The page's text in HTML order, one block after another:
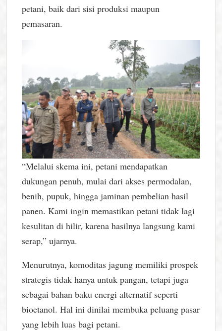
petani, baik dari sisi produksi maupun
pemasaran.
“Melalui skema ini, petani mendapatkan
dukungan penuh, mulai dari akses permodalan,
benih, pupuk, hingga jaminan pembelian hasil
panen. Kami ingin memastikan petani tidak lagi
kesulitan di hilir, karena hasilnya langsung kami
serap,” ujarnya.
Menurutnya, komoditas jagung memiliki prospek
strategis tidak hanya untuk pangan, tetapi juga
sebagai bahan baku energi alternatif seperti
bioetanol. Hal ini dinilai membuka peluang pasar
yang lebih luas bagi petani.